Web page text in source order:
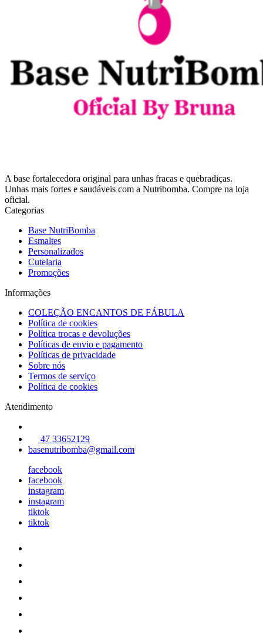
A base fortalecedora original para unhas fracas e quebradiças.
Unhas mais fortes e saudáveis com a Nutribomba. Compre na loja
oficial.
Categorias
Base NutriBomba
Esmaltes
Personalizados
Cutelaria
Promoções
Informações
COLEÇÃO ENCANTOS DE FÁBULA
Política de cookies
Política trocas e devoluções
Políticas de envio e pagamento
Políticas de privacidade
Sobre nós
Termos de serviço
Política de cookies
Atendimento
47 33652129
basenutribomba@gmail.com
facebook
facebook
instagram
instagram
tiktok
tiktok